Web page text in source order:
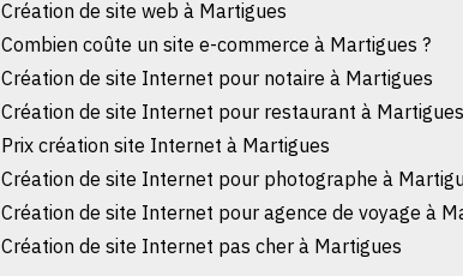
Création de site web à Martigues
Combien coûte un site e-commerce à Martigues ?
Création de site Internet pour notaire à Martigues
Création de site Internet pour restaurant à Martigues
Prix création site Internet à Martigues
Création de site Internet pour photographe à
Création de site Internet pour agence de voyage à
Création de site Internet pas cher à Martigues